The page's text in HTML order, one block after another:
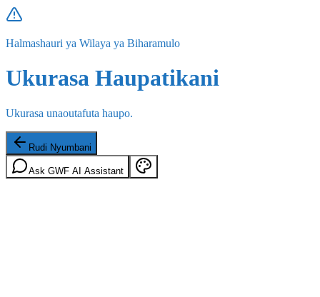
Halmashauri ya Wilaya ya Biharamulo
Ukurasa Haupatikani
Ukurasa unaoutafuta haupo.
Rudi Nyumbani
Ask GWF AI Assistant